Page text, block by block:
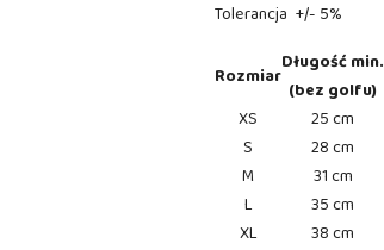
Tolerancja +/- 5%
Rozmiar
Długość min.
(bez golfu)
XS
25 cm
S
28 cm
M
31 cm
L
35 cm
XL
38 cm